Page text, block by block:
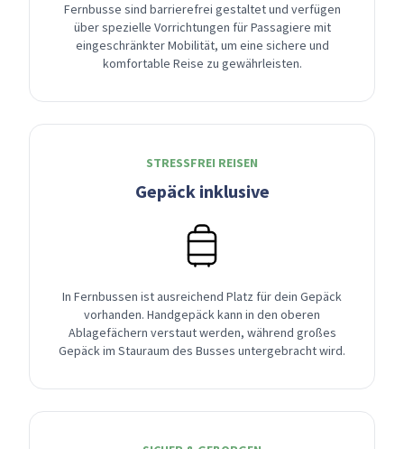
Fernbusse sind barrierefrei gestaltet und verfügen
über spezielle Vorrichtungen für Passagiere mit
eingeschränkter Mobilität, um eine sichere und
komfortable Reise zu gewährleisten.
STRESSFREI REISEN
Gepäck inklusive
In Fernbussen ist ausreichend Platz für dein Gepäck
vorhanden. Handgepäck kann in den oberen
Ablagefächern verstaut werden, während großes
Gepäck im Stauraum des Busses untergebracht wird.